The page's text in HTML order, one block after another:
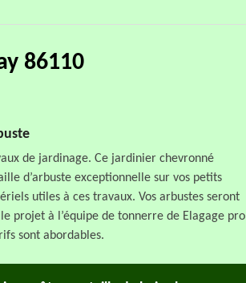
86110
de jardinage. Ce jardinier chevronné
d’arbuste exceptionnelle sur vos petits
utiles à ces travaux. Vos arbustes seront
projet à l’équipe de tonnerre de Elagage pro
sont abordables.